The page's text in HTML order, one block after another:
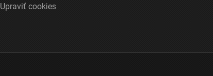
Upraviť cookies